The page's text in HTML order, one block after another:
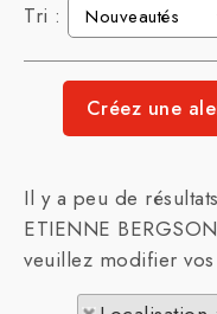
Tri :
Il y a peu de
ETIENNE
veuillez modifier